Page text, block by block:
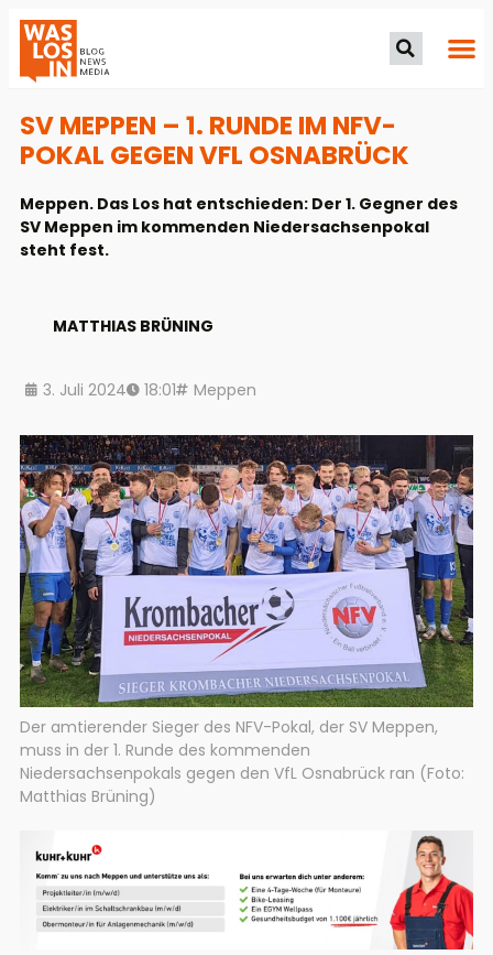
SV MEPPEN – 1. RUNDE IM NFV-
POKAL GEGEN VFL OSNABRÜCK
Meppen. Das Los hat entschieden: Der 1. Gegner des
SV Meppen im kommenden Niedersachsenpokal
steht fest.
MATTHIAS BRÜNING
3. Juli 2024 18:01 Meppen
Der amtierender Sieger des NFV-Pokal, der SV Meppen,
muss in der 1. Runde des kommenden
Niedersachsenpokals gegen den VfL Osnabrück ran (Foto:
Matthias Brüning)